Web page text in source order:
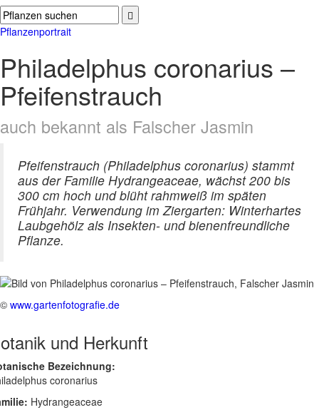
Pflanzenportrait
Philadelphus coronarius –
Pfeifenstrauch
auch bekannt als Falscher Jasmin
Pfeifenstrauch (Philadelphus coronarius) stammt
aus der Familie Hydrangeaceae, wächst 200 bis
300 cm hoch und blüht rahmweiß im späten
Frühjahr. Verwendung im Ziergarten: Winterhartes
Laubgehölz als Insekten- und bienenfreundliche
Pflanze.
© www.gartenfotografie.de
und Herkunft
Bezeichnung:
coronarius
Hydrangeaceae